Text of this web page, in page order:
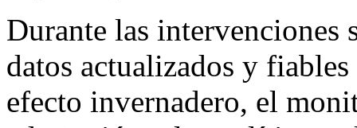
Durante las intervenciones
datos actualizados y fiables
efecto invernadero, el